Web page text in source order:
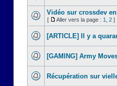
Vidéo sur crossdev
[ Aller vers la page : 1 2 ]
[ARTICLE] Il y a
[GAMING] Army
Récupération sur